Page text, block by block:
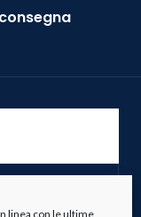
linea con le ultime